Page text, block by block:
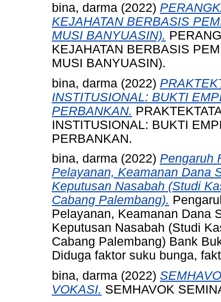
bina, darma (2022)
KEJAHATAN BERBASIS
MUSI BANYUASIN).
KEJAHATAN BERBASIS
MUSI BANYUASIN).
bina, darma (2022)
INSTITUSIONAL: BUKTI
PERBANKAN.
INSTITUSIONAL: BUKTI
PERBANKAN.
bina, darma (2022) Pengaruh
Pelayanan, Keamanan Dana
Keputusan Nasabah (Studi
Cabang Palembang).
Pelayanan, Keamanan Dana
Keputusan Nasabah (Studi
Cabang Palembang) Bank
Diduga faktor suku bunga,
bina, darma (2022)
VOKASI. SEMHAVOK